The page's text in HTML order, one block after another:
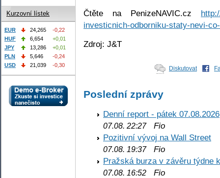
Čtěte na PenizeNAVIC.cz
investicnich-odborniku-staty-nevi-
Zdroj: J&T
Diskutovat
Poslední zprávy
Denní report - pátek 07.08.2026
07.08. 22:27Fio
Pozitivní vývoj na Wall Street
07.08. 19:37Fio
Pražská burza v závěru týdne
07.08. 16:52 Fio
Kurzovní lístek
EUR 24,265
-0,22
HUF
6,654
+0,01
JPY
13,286
+0,01
PLN
5,646
-0,24
USD
21,039 -0,30